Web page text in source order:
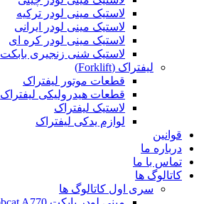
لاستیک مینی لودر ترکیه
لاستیک مینی لودر ایرانی
لاستیک مینی لودر کره ای
لاستیک شنی زنجیری بابکت
لیفتراک (Forklift)
قطعات موتور لیفتراک
قطعات هیدرولیکی لیفتراک
لاستیک لیفتراک
لوازم یدکی لیفتراک
قوانین
درباره ما
تماس با ما
کاتالوگ ها
سری اول کاتالوگ ها